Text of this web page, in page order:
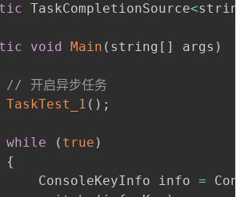
TaskCompletionSource<string
void Main ( string [ ] args )
// 开启异步任务
TaskTest_1 ( ) ;
while ( true )
{
ConsoleKeyInfo info
=